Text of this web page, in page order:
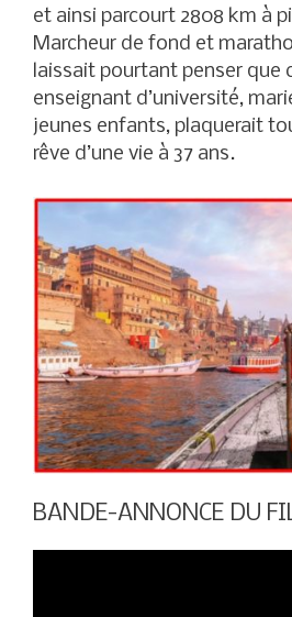
et ainsi parcourt 2808 km à
Marcheur de fond et
laissait pourtant penser que
enseignant d’université,
jeunes enfants, plaquerait
rêve d’une vie à 37 ans.
BANDE-ANNONCE DU